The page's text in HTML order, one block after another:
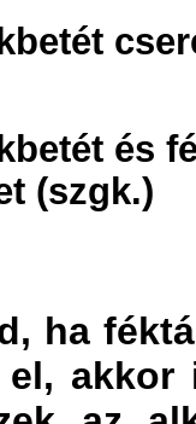
és
(szgk.)
ha
akkor